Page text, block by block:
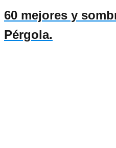
60 mejores y
Pérgola.